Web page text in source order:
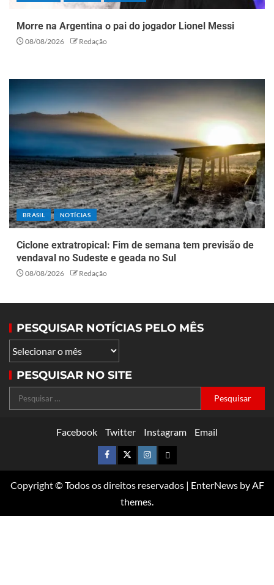
Morre na Argentina o pai do jogador Lionel Messi
08/08/2026 Redação
BRASIL NOTÍCIAS
Ciclone extratropical: Fim de semana tem previsão de
vendaval no Sudeste e geada no Sul
08/08/2026 Redação
PESQUISAR NOTÍCIAS PELO MÊS
PESQUISAR NO SITE
Facebook Twitter Instagram Email
Copyright © Todos os direitos reservados | EnterNewsby AF
themes.